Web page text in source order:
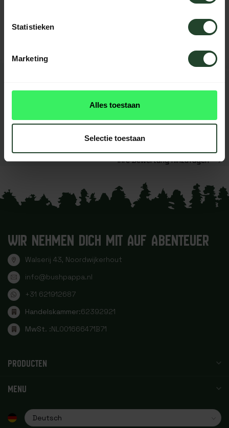
Statistieken
Marketing
Alles toestaan
Selectie toestaan
BEWERTUNGEN 0reviews
Diese produkt had noch
Ihre Bewertung hinzufügen
WIR NEHMEN DICH MIT AUF ABENTEUER
Walserij 43, Noordwijkerhout
info@bushpappa.nl
+31 621912687
Handelskammer:62392921
MwSt. :NL001666471B71
PRODUCTEN
MENU